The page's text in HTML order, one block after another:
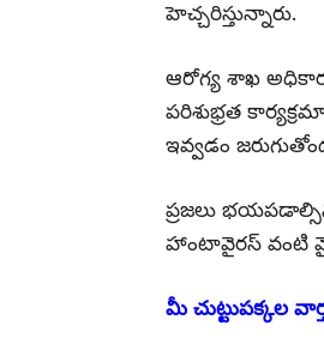
హెచ్చరిస్తున్నారు.
ఆరోగ్య శాఖ
పరిశుభ్రత
ఇవ్వడం
ప్రజలు
హాంటావైరస్ వంటి
మీ చుట్టుపక్కల